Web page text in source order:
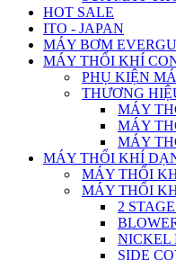
HOT SALE
ITO - JAPAN
MÁY BƠM
MÁY THỔI KHÍ
PHỤ KIỆN
THƯƠNG
MÁY
MÁY
MÁY
MÁY THỔI KHÍ
MÁY THỔI
MÁY THỔI
2
NICKEL
SIDE